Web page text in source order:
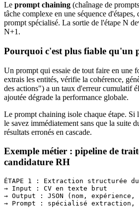
Le prompt chaining (chaînage de
tâche complexe en une séquence d'étapes,
prompt spécialisé. La sortie de l'étape N
N+1.
Pourquoi c'est plus fiable qu'un
Un prompt qui essaie de tout faire en une
extrais les entités, vérifie la cohérence,
des actions") a un taux d'erreur cumulatif
ajoutée dégrade la performance globale.
Le prompt chaining isole chaque étape. Si
le savez immédiatement sans que la suite
résultats erronés en cascade.
Exemple métier : pipeline de
candidature RH
ÉTAPE 1 : Extraction structurée du
→ Input : CV en texte brut
→ Output : JSON (nom, expérience,
→ Prompt : spécialisé extraction,